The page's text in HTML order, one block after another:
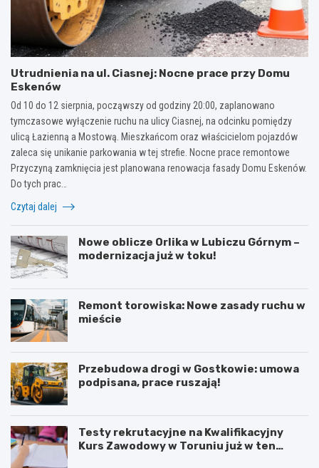
Utrudnienia na ul. Ciasnej: Nocne prace przy Domu
Eskenów
Od 10 do 12 sierpnia, począwszy od godziny 20:00, zaplanowano
tymczasowe wyłączenie ruchu na ulicy Ciasnej, na odcinku pomiędzy
ulicą Łazienną a Mostową. Mieszkańcom oraz właścicielom pojazdów
zaleca się unikanie parkowania w tej strefie. Nocne prace remontowe
Przyczyną zamknięcia jest planowana renowacja fasady Domu Eskenów.
Do tych prac…
Czytaj dalej
Nowe oblicze Orlika w Lubiczu Górnym –
modernizacja już w toku!
Remont torowiska: Nowe zasady ruchu w
mieście
Przebudowa drogi w Gostkowie: umowa
podpisana, prace ruszają!
Testy rekrutacyjne na Kwalifikacyjny
Kurs Zawodowy w Toruniu już w ten